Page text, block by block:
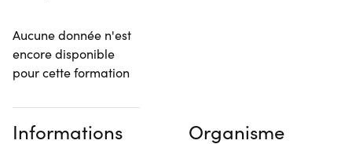
Aucune donnée n'est
encore disponible
pour cette formation
Informations
Organisme